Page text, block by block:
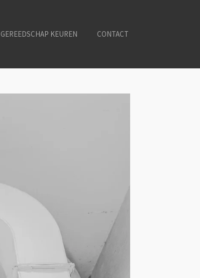
GEREEDSCHAP KEUREN
CONTACT